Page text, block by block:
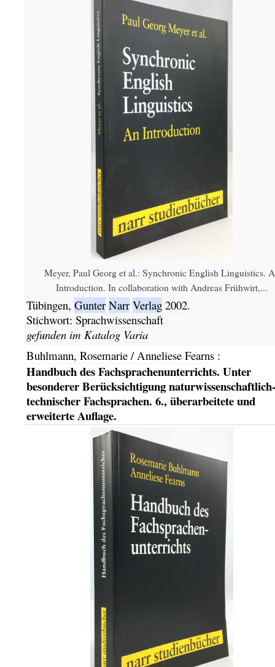
Meyer, Paul Georg et al.: Synchronic English Linguistics.
Introduction. In collaboration with Andreas Frühwirt,...
Tübingen, Gunter Narr Verlag 2002.
Stichwort: Sprachwissenschaft
gefunden im Katalog Varia
Buhlmann, Rosemarie / Anneliese Fearns:
Handbuch des Fachsprachenunterrichts. Unter
besonderer Berücksichtigung naturwissenschaftlich-
technischer Fachsprachen. 6., überarbeitete und
erweiterte Auflage.